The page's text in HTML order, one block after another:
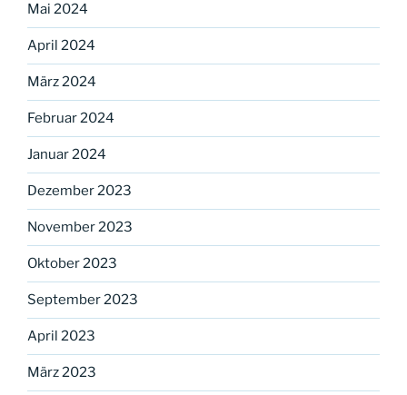
Mai 2024
April 2024
März 2024
Februar 2024
Januar 2024
Dezember 2023
November 2023
Oktober 2023
September 2023
April 2023
März 2023